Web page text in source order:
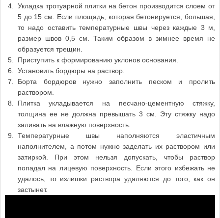
Укладка тротуарной плитки на бетон производится слоем от
5 до 15 см. Если площадь, которая бетонируется, большая,
то надо оставить температурные швы через каждые 3 м,
размер швов 0,5 см. Таким образом в зимнее время не
образуется трещин.
Приступить к формированию уклонов основания.
Установить бордюры на раствор.
Борта бордюров нужно заполнить песком и пролить
раствором.
Плитка укладывается на песчано-цементную стяжку,
толщина ее не должна превышать 3 см. Эту стяжку надо
заливать на влажную поверхность.
Температурные швы наполняются эластичным
наполнителем, а потом нужно заделать их раствором или
затиркой. При этом нельзя допускать, чтобы раствор
попадал на лицевую поверхность. Если этого избежать не
удалось, то излишки раствора удаляются до того, как он
застынет.